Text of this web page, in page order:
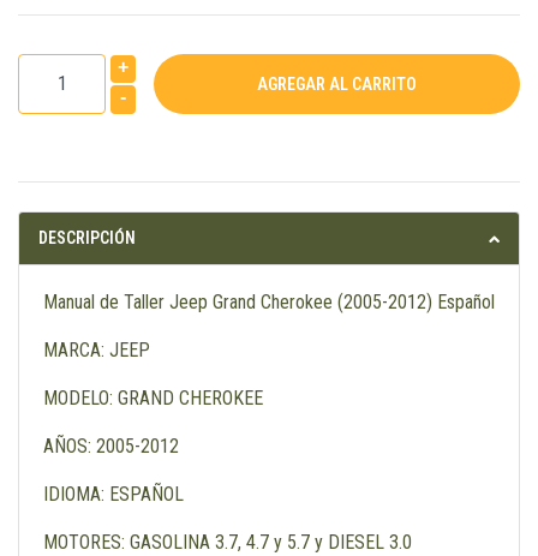
+
-
DESCRIPCIÓN
Manual de Taller Jeep Grand Cherokee (2005-2012) Español
MARCA: JEEP
MODELO: GRAND CHEROKEE
AÑOS: 2005-2012
IDIOMA: ESPAÑOL
MOTORES: GASOLINA 3.7, 4.7 y 5.7 y DIESEL 3.0